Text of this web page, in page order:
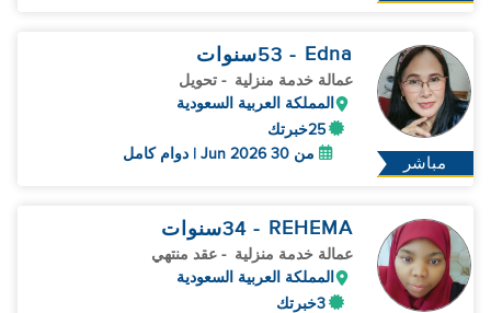
مباشر
Edna
- 53 سنوات
عمالة خدمة منزلية - تحويل
المملكة العربية السعودية
25خبرتك
من 30 Jun 2026 | دوام كامل
REHEMA
- 34 سنوات
عمالة خدمة منزلية - عقد منتهي
المملكة العربية السعودية
3خبرتك